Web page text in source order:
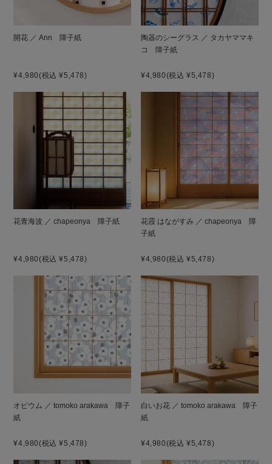
開花 ／ Ann 障子紙
¥4,980(税込 ¥5,478)
陶器のシーグラス ／ タカヤママキ
コ 障子紙
¥4,980(税込 ¥5,478)
花青海波 ／ chapeonya 障子紙
¥4,980(税込 ¥5,478)
花霞 はながすみ ／ chapeonya 障
子紙
¥4,980(税込 ¥5,478)
オピウム ／ tomoko arakawa 障子
紙
¥4,980(税込 ¥5,478)
白いお花 ／ tomoko arakawa 障子
紙
¥4,980(税込 ¥5,478)